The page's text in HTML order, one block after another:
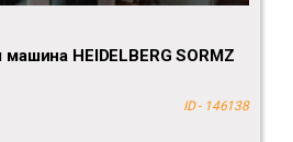
HEIDELBERG SORMZ
ID - 146138